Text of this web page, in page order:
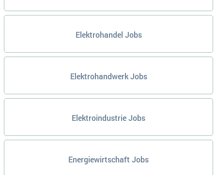
Elektrohandel Jobs
Elektrohandwerk Jobs
Elektroindustrie Jobs
Energiewirtschaft Jobs